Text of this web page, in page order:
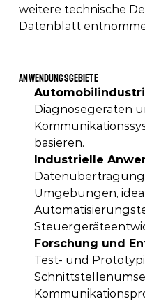
weitere technische
Datenblatt
Anwendungsgebiete
Diagnosegeräten
basieren.
Industrielle
Umgebungen,
Forschung und
Test- und